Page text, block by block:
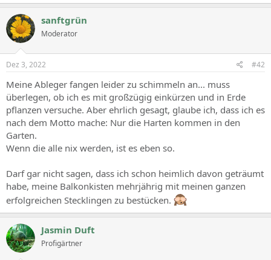
sanftgrün
Moderator
Dez 3, 2022 #42
Meine Ableger fangen leider zu schimmeln an... muss
überlegen, ob ich es mit großzügig einkürzen und in Erde
pflanzen versuche. Aber ehrlich gesagt, glaube ich, dass ich es
nach dem Motto mache: Nur die Harten kommen in den
Garten.
Wenn die alle nix werden, ist es eben so.
Darf gar nicht sagen, dass ich schon heimlich davon geträumt
habe, meine Balkonkisten mehrjährig mit meinen ganzen
erfolgreichen Stecklingen zu bestücken.
Jasmin Duft
Profigärtner